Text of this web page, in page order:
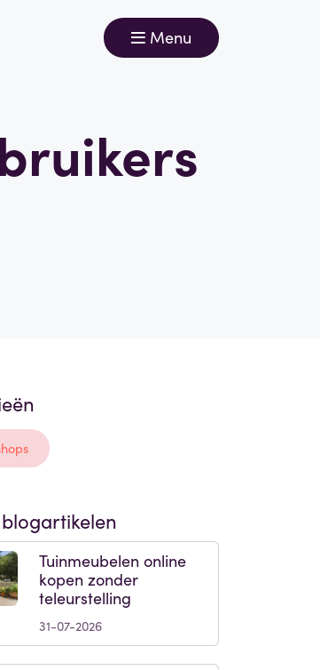
Menu
Tuinmeubelen online
kopen zonder
teleurstelling
31-07-2026